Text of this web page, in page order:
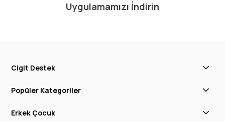
Uygulamamızı İndirin
Cigit Destek
Popüler Kategoriler
Erkek Çocuk